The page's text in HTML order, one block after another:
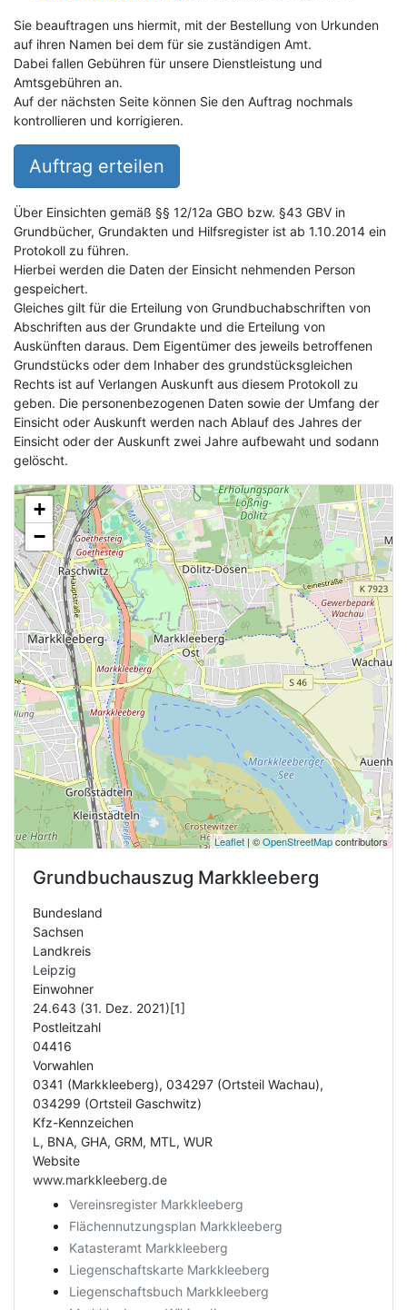
Sie beauftragen uns hiermit, mit der Bestellung von Urkunden
auf ihren Namen bei dem für sie zuständigen Amt.
Dabei fallen Gebühren für unsere Dienstleistung und
Amtsgebühren an.
Auf der nächsten Seite können Sie den Auftrag nochmals
kontrollieren und korrigieren.
Auftrag erteilen
Über Einsichten gemäß §§ 12/12a GBO bzw. §43 GBV in
Grundbücher, Grundakten und Hilfsregister ist ab 1.10.2014 ein
Protokoll zu führen.
Hierbei werden die Daten der Einsicht nehmenden Person
gespeichert.
Gleiches gilt für die Erteilung von Grundbuchabschriften von
Abschriften aus der Grundakte und die Erteilung von
Auskünften daraus. Dem Eigentümer des jeweils betroffenen
Grundstücks oder dem Inhaber des grundstücksgleichen
Rechts ist auf Verlangen Auskunft aus diesem Protokoll zu
geben. Die personenbezogenen Daten sowie der Umfang der
Einsicht oder Auskunft werden nach Ablauf des Jahres der
Einsicht oder der Auskunft zwei Jahre aufbewaht und sodann
gelöscht.
+
−
Leaflet | ©OpenStreetMapcontributors
Grundbuchauszug Markkleeberg
Bundesland
Sachsen
Landkreis
Leipzig
Einwohner
24.643 (31. Dez. 2021)[1]
Postleitzahl
04416
Vorwahlen
0341 (Markkleeberg), 034297 (Ortsteil Wachau),
034299 (Ortsteil Gaschwitz)
Kfz-Kennzeichen
L, BNA, GHA, GRM, MTL, WUR
Website
www.markkleeberg.de
Vereinsregister Markkleeberg
Flächennutzungsplan Markkleeberg
Katasteramt Markkleeberg
Liegenschaftskarte Markkleeberg
Liegenschaftsbuch Markkleeberg